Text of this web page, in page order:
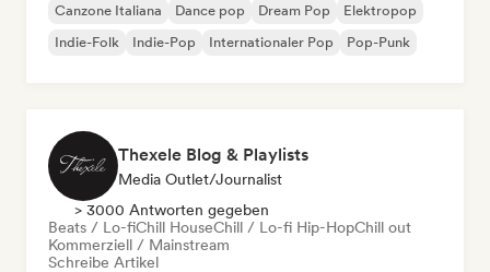
Canzone Italiana Dance pop Dream Pop
Elektropop
Indie-Folk
Indie-Pop Internationaler Pop Pop-Punk
Thexele Blog & Playlists
Media Outlet/Journalist
> 3000 Antworten gegeben
Beats / Lo-fiChill HouseChill / Lo-fi Hip-HopChill out
Kommerziell / Mainstream
Schreibe Artikel